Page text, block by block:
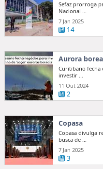
Sefaz prorroga
Nacional ...
7 Jan 2025
14
Aurora
Curitibano fecha
investir ...
11 Out 2024
2
Copasa
Copasa divulga
busca de ...
7 Jan 2025
3